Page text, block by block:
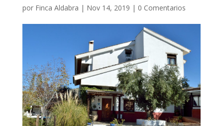
por Finca Aldabra | Nov 14, 2019 | 0 Comentarios